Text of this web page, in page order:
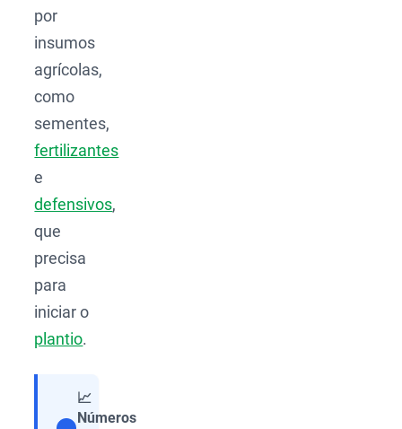
por
insumos
agrícolas,
como
sementes,
fertilizantes
e
defensivos,
que
precisa
para
iniciar o
plantio.
📈
Números